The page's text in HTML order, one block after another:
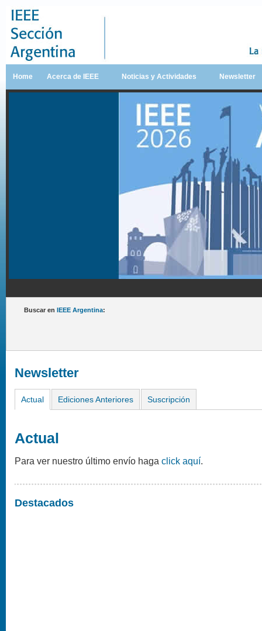
Home Acerca de IEEE Noticias y Actividades Newsletter
Buscar en IEEE Argentina:
Newsletter
Actual Ediciones Anteriores Suscripción
Actual
Para ver nuestro último envío haga click aquí.
Destacados